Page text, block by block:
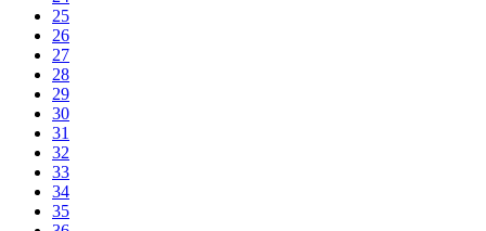
25
26
27
28
29
30
31
32
33
34
35